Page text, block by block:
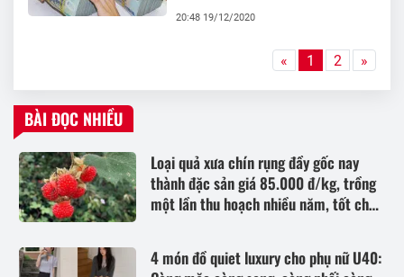
20:48 19/12/2020
« 1 2 »
BÀI ĐỌC NHIỀU
Loại quả xưa chín rụng đầy gốc nay
thành đặc sản giá 85.000 đ/kg, trồng
một lần thu hoạch nhiều năm, tốt cho
4 món đồ quiet luxury cho phụ nữ U40: